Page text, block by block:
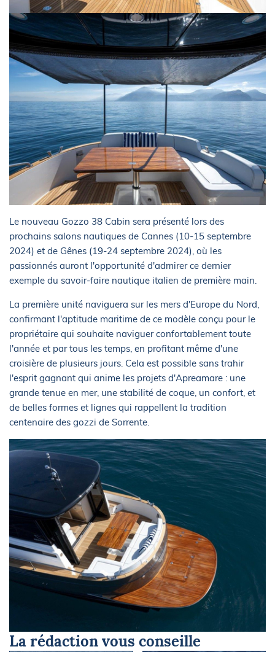
Le nouveau Gozzo 38 Cabin sera présenté lors des
prochains salons nautiques de Cannes (10-15 septembre
2024) et de Gênes (19-24 septembre 2024), où les
passionnés auront l'opportunité d'admirer ce dernier
exemple du savoir-faire nautique italien de première main.
La première unité naviguera sur les mers d'Europe du Nord,
confirmant l'aptitude maritime de ce modèle conçu pour le
propriétaire qui souhaite naviguer confortablement toute
l'année et par tous les temps, en profitant même d'une
croisière de plusieurs jours. Cela est possible sans trahir
l'esprit gagnant qui anime les projets d'Apreamare : une
grande tenue en mer, une stabilité de coque, un confort, et
de belles formes et lignes qui rappellent la tradition
centenaire des gozzi de Sorrente.
La rédaction vous conseille